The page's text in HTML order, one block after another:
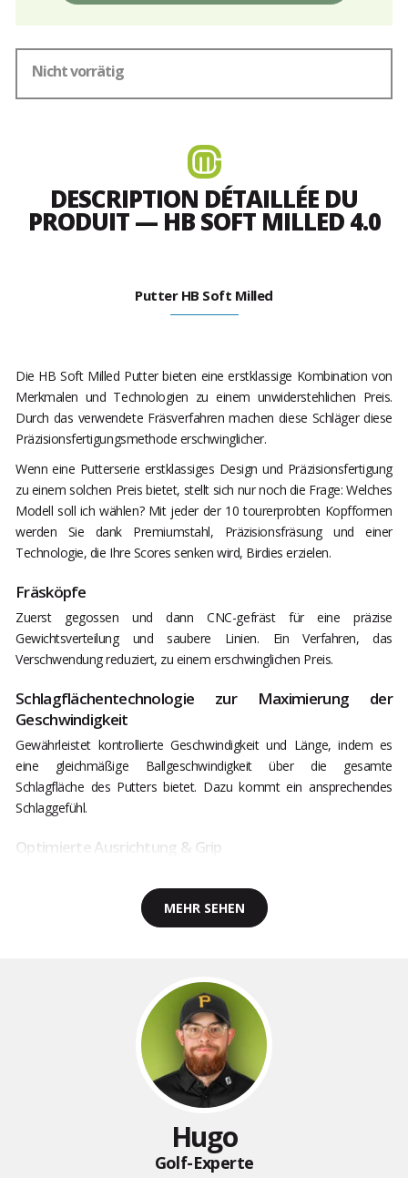
Nicht vorrätig
DESCRIPTION DÉTAILLÉE DU
PRODUIT — HB SOFT MILLED 4.0
Putter HB Soft Milled
Die HB Soft Milled Putter bieten eine erstklassige Kombination von
Merkmalen und Technologien zu einem unwiderstehlichen Preis.
Durch das verwendete Fräsverfahren machen diese Schläger diese
Präzisionsfertigungsmethode erschwinglicher.
Wenn eine Putterserie erstklassiges Design und Präzisionsfertigung
zu einem solchen Preis bietet, stellt sich nur noch die Frage: Welches
Modell soll ich wählen? Mit jeder der 10 tourerprobten Kopfformen
werden Sie dank Premiumstahl, Präzisionsfräsung und einer
Technologie, die Ihre Scores senken wird, Birdies erzielen.
Fräsköpfe
Zuerst gegossen und dann CNC-gefräst für eine präzise
Gewichtsverteilung und saubere Linien. Ein Verfahren, das
Verschwendung reduziert, zu einem erschwinglichen Preis.
Schlagflächentechnologie zur Maximierung der
Geschwindigkeit
Gewährleistet kontrollierte Geschwindigkeit und Länge, indem es
eine gleichmäßige Ballgeschwindigkeit über die gesamte
Schlagfläche des Putters bietet. Dazu kommt ein ansprechendes
Schlaggefühl.
Optimierte Ausrichtung & Grip
MEHR SEHEN
Hugo
Golf-Experte